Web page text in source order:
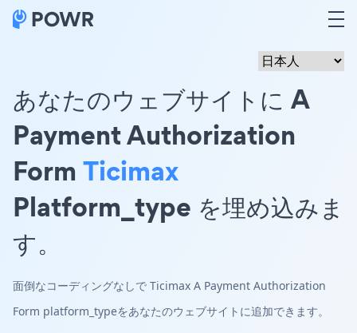
あなたのウェブサイトに A
Payment Authorization
Form Ticimax
Platform_type を埋め込みま
す。
面倒なコーディングなしで Ticimax A Payment Authorization
Form platform_typeをあなたのウェブサイトに追加できます。